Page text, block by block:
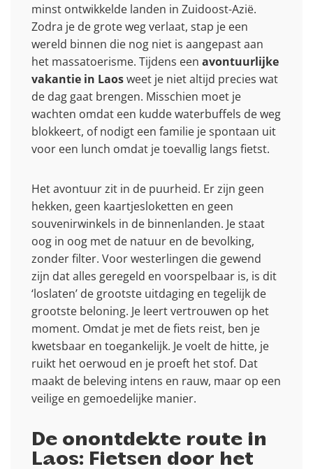
minst ontwikkelde landen in Zuidoost-Azië.
Zodra je de grote weg verlaat, stap je een
wereld binnen die nog niet is aangepast aan
het massatoerisme. Tijdens een avontuurlijke
vakantie in Laosweet je niet altijd precies wat
de dag gaat brengen. Misschien moet je
wachten omdat een kudde waterbuffels de weg
blokkeert, of nodigt een familie je spontaan uit
voor een lunch omdat je toevallig langs fietst.
Het avontuur zit in de puurheid. Er zijn geen
hekken, geen kaartjesloketten en geen
souvenirwinkels in de binnenlanden. Je staat
oog in oog met de natuur en de bevolking,
zonder filter. Voor westerlingen die gewend
zijn dat alles geregeld en voorspelbaar is, is dit
‘loslaten’ de grootste uitdaging en tegelijk de
grootste beloning. Je leert vertrouwen op het
moment. Omdat je met de fiets reist, ben je
kwetsbaar en toegankelijk. Je voelt de hitte, je
ruikt het oerwoud en je proeft het stof. Dat
maakt de beleving intens en rauw, maar op een
veilige en gemoedelijke manier.
De onontdekte route in
Laos: Fietsen door het